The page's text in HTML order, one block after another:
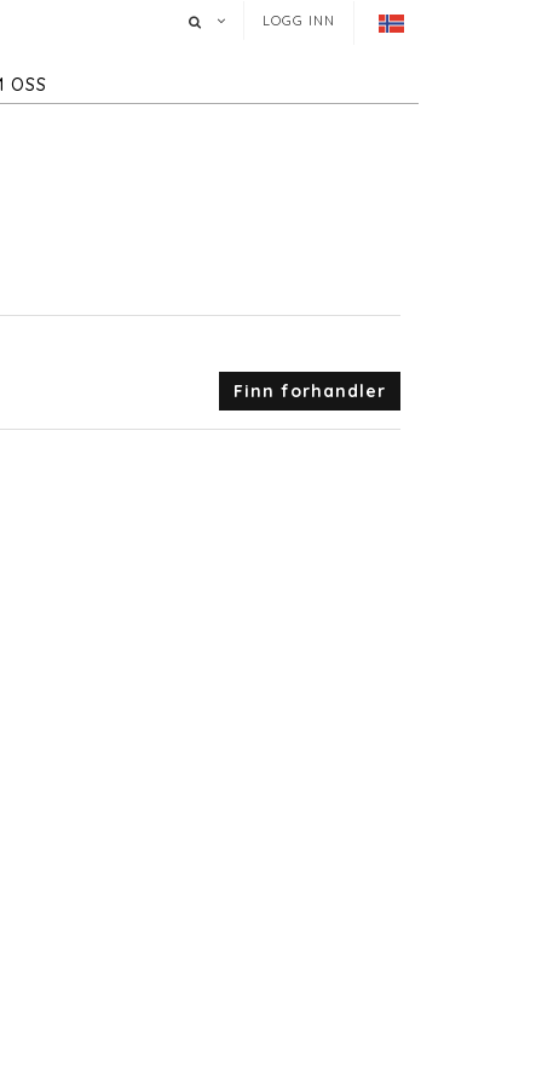
LOGG INN
OSS
Finn forhandler